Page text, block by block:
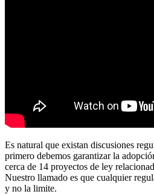
Es natural que existan discusiones
primero debemos garantizar la
cerca de 14 proyectos de ley
Nuestro llamado es que cualquier
y no la limite.